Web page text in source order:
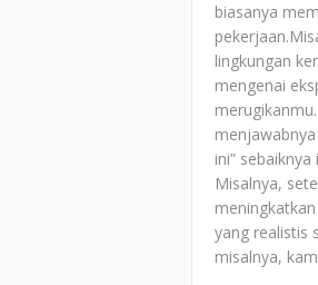
biasanya
lingkungan
mengenai
ini”
Misalnya,
yang realistis
misalnya,